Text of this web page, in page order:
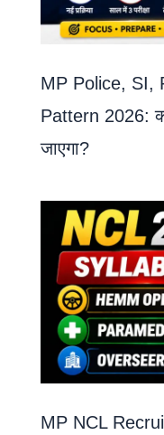
MP Police, SI,
Pattern 2026:
जाएगा?
MP NCL